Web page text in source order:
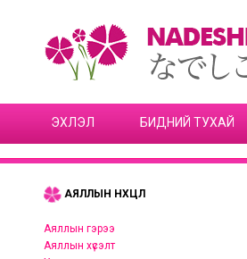
ЭХЛЭЛ БИДНИЙ ТУХАЙ
АЯЛЛЫН НӨХЦӨЛ
Аяллын гэрээ
Аяллын хүсэлт